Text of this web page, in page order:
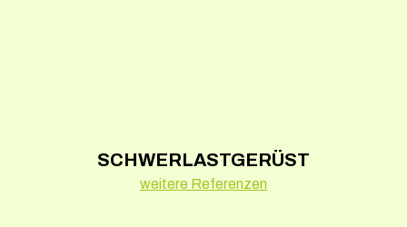
SCHWERLASTGERÜST
weitere Referenzen